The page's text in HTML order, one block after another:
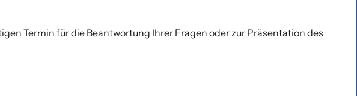
Termin für die Beantwortung Ihrer Fragen oder zur Präsentation des